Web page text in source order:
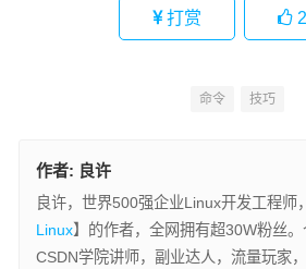
打赏
命令 技巧
作者: 良许
良许，世界500强企业Linux开发工程师
Linux】的作者，全网拥有超30W粉丝。
CSDN学院讲师，副业达人，流量玩家，